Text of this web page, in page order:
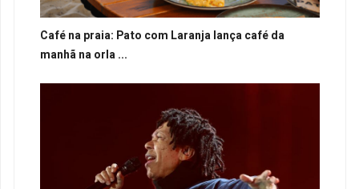
Café na praia: Pato com Laranja lança café da
manhã na orla ...